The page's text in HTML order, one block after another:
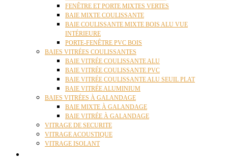
FENÊTRE ET PORTE MIXTES VERTES
BAIE MIXTE COULISSANTE
BAIE COULISSANTE MIXTE BOIS ALU VUE
INTÉRIEURE
PORTE-FENÊTRE PVC BOIS
BAIES VITRÉES COULISSANTES
BAIE VITRÉE COULISSANTE ALU
BAIE VITRÉE COULISSANTE PVC
BAIE VITRÉE COULISSANTE ALU SEUIL PLAT
BAIE VITRÉE ALUMINIUM
BAIES VITRÉES À GALANDAGE
BAIE MIXTE À GALANDAGE
BAIE VITRÉE À GALANDAGE
VITRAGE DE SECURITE
VITRAGE ACOUSTIQUE
VITRAGE ISOLANT